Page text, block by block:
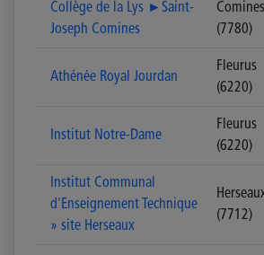
Collège de la Lys ►Saint-
Joseph Comines
Comines
(7780)
Athénée Royal Jourdan
Fleurus
(6220)
Institut Notre-Dame
Fleurus
(6220)
Institut Communal
d'Enseignement Technique
» site Herseaux
(7712)